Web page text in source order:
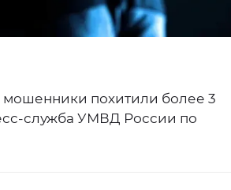
похитили более 3
служба УМВД России по